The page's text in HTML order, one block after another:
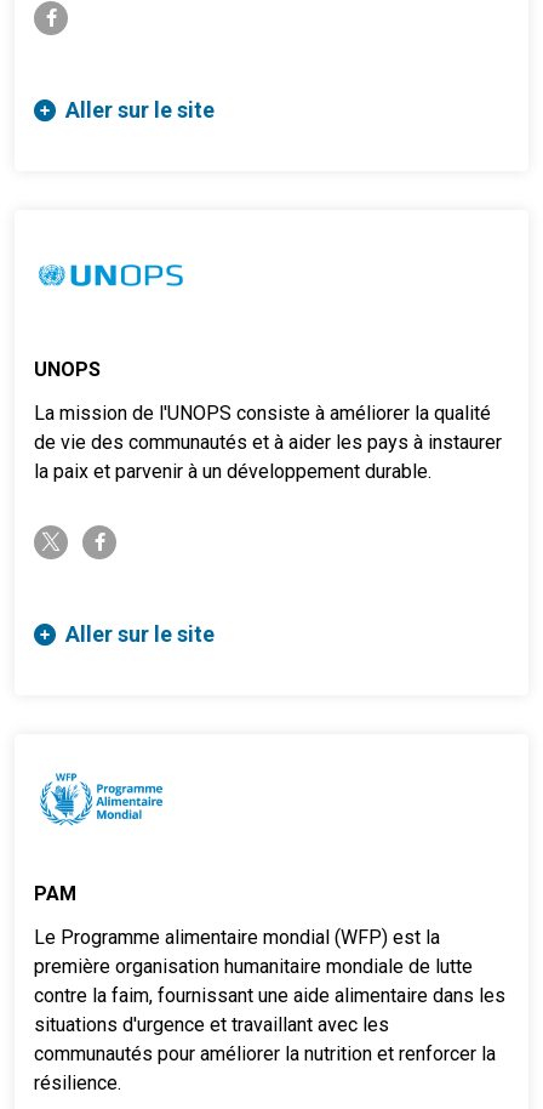
facebook-f
Aller sur le site
UNOPS
La mission de l'UNOPS consiste à améliorer la qualité
de vie des communautés et à aider les pays à instaurer
la paix et parvenir à un développement durable.
twitter-x facebook-f
Aller sur le site
PAM
Le Programme alimentaire mondial (WFP) est la
première organisation humanitaire mondiale de lutte
contre la faim, fournissant une aide alimentaire dans les
situations d'urgence et travaillant avec les
communautés pour améliorer la nutrition et renforcer la
résilience.